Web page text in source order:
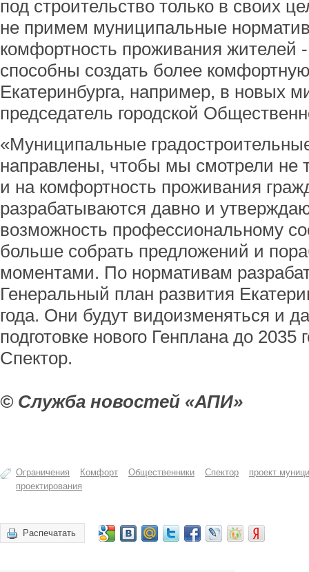
под строительство только в своих
не примем муниципальные
комфортность проживания жителей
способны создать более
Екатеринбурга, например, в новых
председатель городской
«Муниципальные
направлены, чтобы мы смотрели не
и на комфортность проживания
разрабатываются давно и
возможность профессиональному
больше собрать предложений и
моментами. По нормативам
Генеральный план развития
года. Они будут видоизменяться и
подготовке нового Генплана до 2035
Спектор.
© Служба новостей «АПИ»
Ограничения Комфорт Общественники Спектор
проект
проектирования
Распечатать